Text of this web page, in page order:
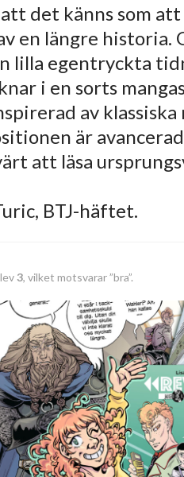
det känns som
en längre historia.
lilla egentryckta
i en sorts
av
är
att läsa
BTJ-häftet.
3, vilket motsvarar ”bra”.